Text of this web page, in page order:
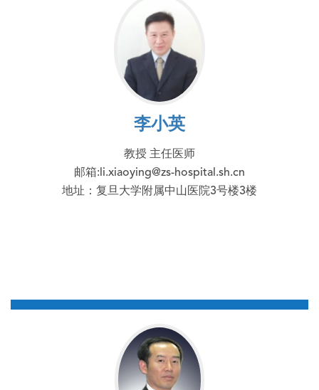
李小英
教授 主任医师
邮箱:li.xiaoying@zs-hospital.sh.cn
地址：复旦大学附属中山医院3号楼3楼